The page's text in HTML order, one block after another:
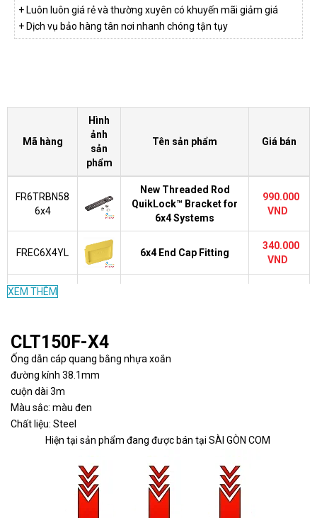
+ Luôn luôn giá rẻ và thường xuyên có khuyến mãi giảm giá
+ Dịch vụ bảo hàng tân nơi nhanh chóng tận tụy
Mã hàng
Hình
ảnh
sản
phẩm
Tên sản phẩm Giá bán
FR6TRBN58
6x4
New Threaded Rod
QuikLock™ Bracket for
6x4 Systems
990.000
VND
FREC6X4YL 6x4 End Cap Fitting
340.000
VND
FRBC6X4YL
FRIDT6X4YL
Corrugated Tubing
FRSPJC46YL
FRTSC6YL
Split Cover for 6x4
3.290.000
6x4 Horizontal Tee
XEM THÊM
CLT150F-X4
Ống dẫn cáp quang bằng nhựa xoắn
đường kính 38.1mm
cuộn dài 3m
Màu sắc: màu đen
Chất liệu: Steel
Hiện tại sản phẩm đang được bán tại SÀI GÒN COM